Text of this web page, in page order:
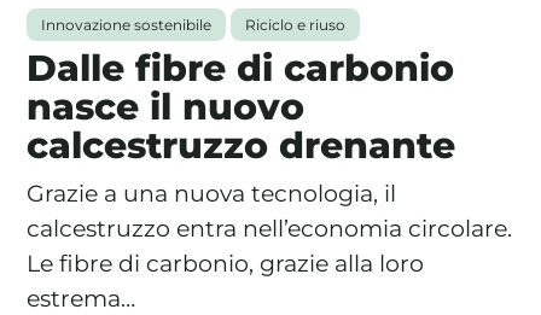
TARIFFE
FOTOVOLTAICO A DISTANZA
FAQ
CONTATTI
Innovazione sostenibile Riciclo e riuso
Dalle fibre di carbonio
nasce il nuovo
calcestruzzo drenante
Grazie a una nuova tecnologia, il
calcestruzzo entra nell’economia circolare.
Le fibre di carbonio, grazie alla loro
estrema…